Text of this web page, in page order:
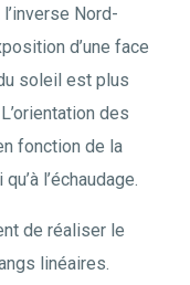
Nord-
d’une face
soleil est plus
des
fonction de la
l’échaudage.
de réaliser le
linéaires.